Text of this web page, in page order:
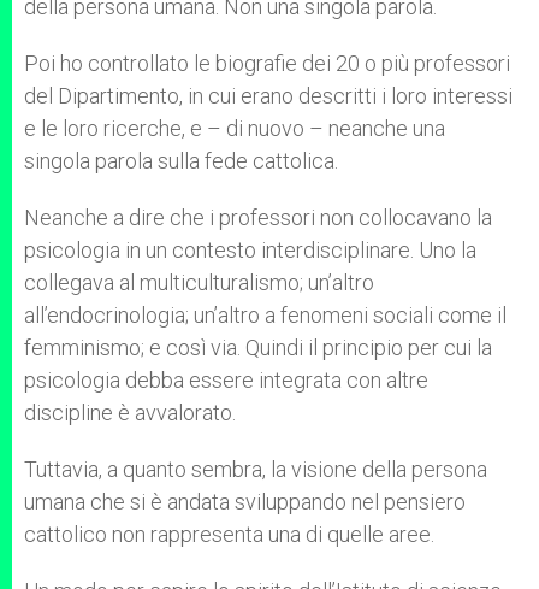
della persona umana. Non una singola parola.
Poi ho controllato le biografie dei 20 o più professori
del Dipartimento, in cui erano descritti i loro interessi
e le loro ricerche, e – di nuovo – neanche una
singola parola sulla fede cattolica.
Neanche a dire che i professori non collocavano la
psicologia in un contesto interdisciplinare. Uno la
collegava al multiculturalismo; un’altro
all’endocrinologia; un’altro a fenomeni sociali come il
femminismo; e così via. Quindi il principio per cui la
psicologia debba essere integrata con altre
discipline è avvalorato.
Tuttavia, a quanto sembra, la visione della persona
umana che si è andata sviluppando nel pensiero
cattolico non rappresenta una di quelle aree.